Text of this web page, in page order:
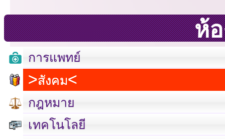
ห้
การแพทย์
สังคม
กฎหมาย
เทคโนโลยี